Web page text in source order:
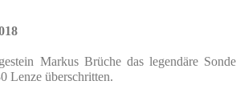
Markus Brüche das legendäre
Lenze überschritten.